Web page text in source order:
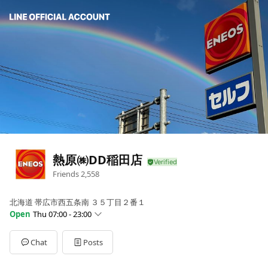
熱原㈱DD稲田店
Friends2,558
北海道 帯広市西五条南 ３５丁目２番１
Open Thu 07:00 - 23:00
Sun07:00 - 23:00
Mon07:00 - 23:00
Tue
07:00 - 23:00
Chat Posts